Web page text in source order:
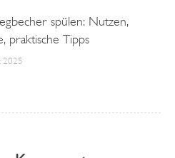
spülen: Nutzen,
praktische Tipps
2025